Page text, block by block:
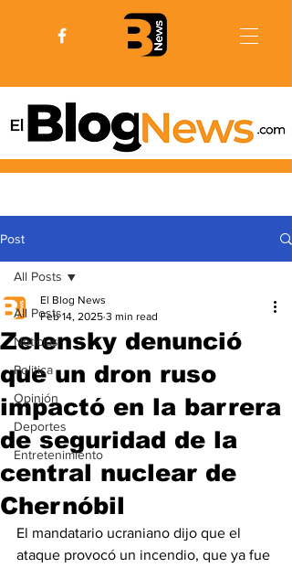
Post
All Posts
Noticias
Politica
Opinión
Deportes
Entretenimiento
All Posts
Zelensky denunció
que un dron ruso
impactó en la barrera
de seguridad de la
central nuclear de
Chernóbil
El Blog News
Feb 14, 2025 3 min read
El mandatario ucraniano dijo que el
ataque provocó un incendio, que ya fue